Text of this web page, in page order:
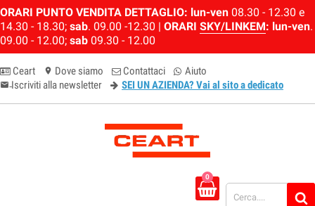
ORARI PUNTO VENDITA DETTAGLIO: lun-ven 08.30 - 12.30 e
14.30 - 18.30; sab. 09.00 -12.30 | ORARI SKY/LINKEM: lun-ven.
09.00 - 12.00; sab 09.30 - 12.00
Ceart location_on Dove siamo Contattaci Aiuto
email-newsletter
Iscriviti alla newsletter SEI UN AZIENDA? Vai al sito a dedicato
0